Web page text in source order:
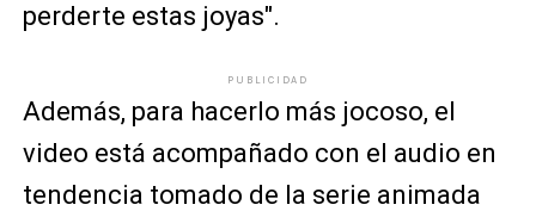
perderte estas joyas".
PUBLICIDAD
Además, para hacerlo más jocoso, el
video está acompañado con el audio en
tendencia tomado de la serie animada